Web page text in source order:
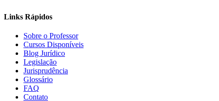
Links Rápidos
Sobre o Professor
Cursos Disponíveis
Blog Jurídico
Legislação
Jurisprudência
Glossário
FAQ
Contato